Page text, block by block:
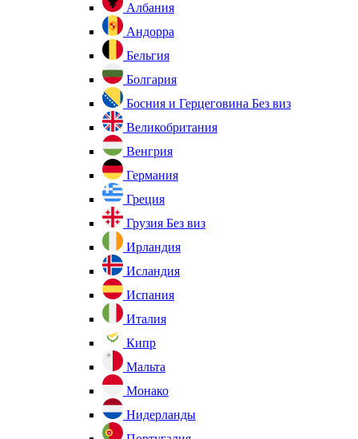
Албания
Андорра
Бельгия
Болгария
Босния и Герцеговина Без виз
Великобритания
Венгрия
Германия
Греция
Грузия Без виз
Ирландия
Исландия
Испания
Италия
Кипр
Мальта
Монако
Нидерланды